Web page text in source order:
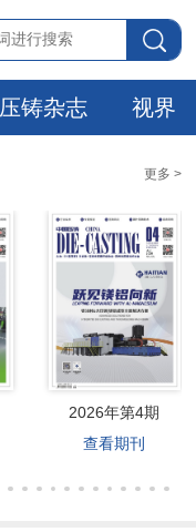
压铸杂志 视界
更多 >
2026年第4期
查看期刊